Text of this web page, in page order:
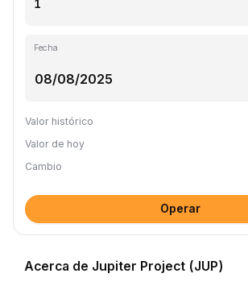
Fecha
Valor histórico
Valor de hoy
Cambio
Operar
Acerca de Jupiter Project (JUP)